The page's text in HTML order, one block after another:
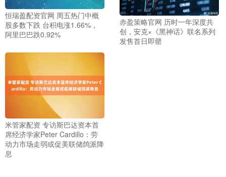
恒瑞盈配资官网 周五热门中概
股多数下跌 台积电涨1.66%，
阿里巴巴跌0.92%
赤盈策略官网 历时一年深度共
创，安克×《黑神话》联名系列
发售首日即罄
米管家配资 专访斯巴达资本首
席经济学家Peter Cardillo：劳
动力市场走弱或促美联储鸽派降
息